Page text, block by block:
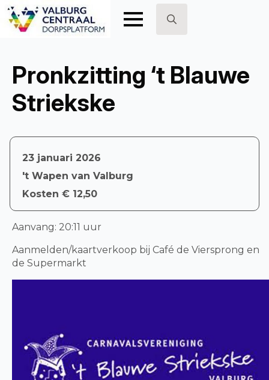
Pronkzitting ‘t Blauwe
Striekske
23 januari 2026
't Wapen van Valburg
Kosten € 12,50
Aanvang: 20:11 uur
Aanmelden/kaartverkoop bij Café de Viersprong en
de Supermarkt